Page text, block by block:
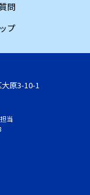
問
プ
原3-10-1
当